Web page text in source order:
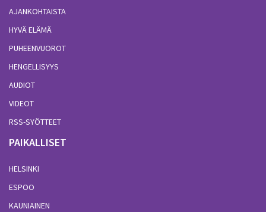
AJANKOHTAISTA
HYVÄ ELÄMÄ
PUHEENVUOROT
HENGELLISYYS
AUDIOT
VIDEOT
RSS-SYÖTTEET
PAIKALLISET
HELSINKI
ESPOO
KAUNIAINEN